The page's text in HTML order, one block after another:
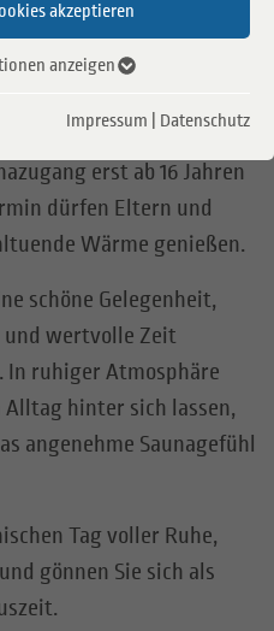
akzeptieren
anzeigen
Impressum Datenschutz
unsere Saunalandschaft
willkommen.
erst ab 16 Jahren
dürfen Eltern und
Wärme genießen.
schöne Gelegenheit,
und wertvolle Zeit
ruhiger Atmosphäre
Alltag hinter sich lassen,
angenehme Saunagefühl
Tag voller Ruhe,
gönnen Sie sich als